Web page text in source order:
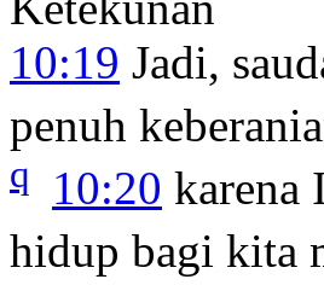
10:19 Jadi,
penuh
q 10:20 karena
hidup bagi kita